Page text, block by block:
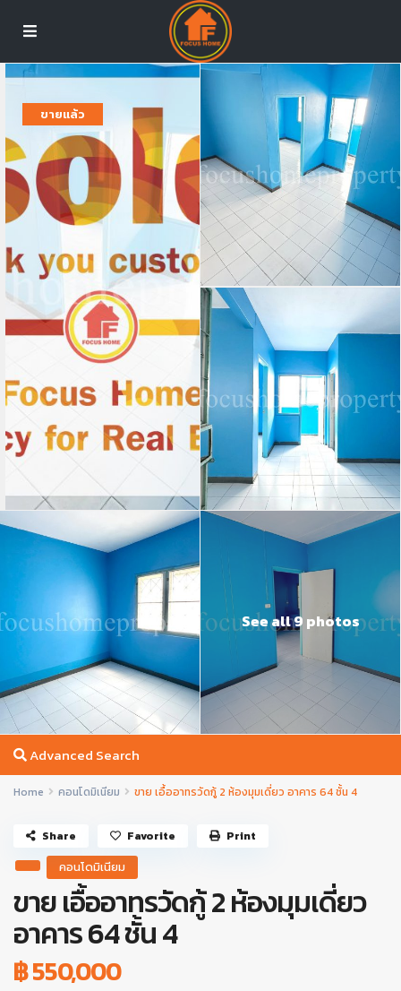
ขายแล้ว
See all 9 photos
Advanced Search
Home คอนโดมิเนียม ขาย เอื้ออาทรวัดกู้ 2 ห้องมุมเดี่ยว อาคาร 64 ชั้น 4
คอนโดมิเนียม
ขาย เอื้ออาทรวัดกู้ 2 ห้องมุมเดี่ยว
อาคาร 64 ชั้น 4
฿ 550,000
Share Favorite Print